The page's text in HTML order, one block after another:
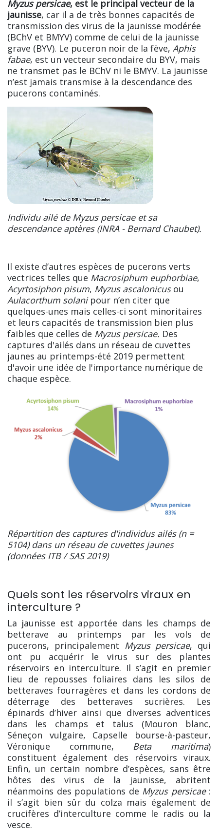
Myzus persicae, est le principal vecteur de la
jaunisse, car il a de très bonnes capacités de
transmission des virus de la jaunisse modérée
(BChV et BMYV) comme de celui de la jaunisse
grave (BYV). Le puceron noir de la fève, Aphis
fabae, est un vecteur secondaire du BYV, mais
ne transmet pas le BChV ni le BMYV. La jaunisse
n’est jamais transmise à la descendance des
pucerons contaminés.
Individu ailé de Myzus persicae et sa
descendance aptères (INRA - Bernard Chaubet).
Il existe d’autres espèces de pucerons verts
vectrices telles que Macrosiphum euphorbiae,
Acyrtosiphon pisum, Myzus ascalonicus ou
Aulacorthum solanipour n’en citer que
quelques-unes mais celles-ci sont minoritaires
et leurs capacités de transmission bien plus
faibles que celles de Myzus persicae. Des
captures d'ailés dans un réseau de cuvettes
jaunes au printemps-été 2019 permettent
d'avoir une idée de l'importance numérique de
chaque espèce.
Répartition des captures d'individus ailés (n =
5104) dans un réseau de cuvettes jaunes
(données ITB / SAS 2019)
Quels sont les réservoirs viraux en
interculture ?
La jaunisse est apportée dans les champs de
betterave au printemps par les vols de
pucerons, principalement Myzus persicae, qui
ont pu acquérir le virus sur des plantes
réservoirs en interculture. Il s’agit en premier
lieu de repousses foliaires dans les silos de
betteraves fourragères et dans les cordons de
déterrage des betteraves sucrières. Les
épinards d’hiver ainsi que diverses adventices
dans les champs et talus (Mouron blanc,
Séneçon vulgaire, Capselle bourse-à-pasteur,
Véronique commune, Beta maritima)
constituent également des réservoirs viraux.
Enfin, un certain nombre d’espèces, sans être
hôtes des virus de la jaunisse, abritent
néanmoins des populations de Myzus persicae:
il s’agit bien sûr du colza mais également de
crucifères d’interculture comme le radis ou la
vesce.